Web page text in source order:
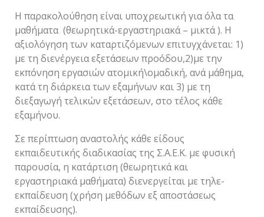
Η παρακολούθηση είναι υποχρεωτική για όλα τα
μαθήματα (θεωρητικά-εργαστηριακά – μικτά ). Η
αξιολόγηση των καταρτιζόμενων επιτυγχάνεται: 1)
με τη διενέργεια εξετάσεων προόδου,2)με την
εκπόνηση εργασιών ατομική\ομαδική, ανά μάθημα,
κατά τη διάρκεια των εξαμήνων και 3) με τη
διεξαγωγή τελικών εξετάσεων, στο τέλος κάθε
εξαμήνου.
Σε περίπτωση αναστολής κάθε είδους
εκπαιδευτικής διαδικασίας της Σ.Α.Ε.Κ. με φυσική
παρουσία, η κατάρτιση (θεωρητικά και
εργαστηριακά μαθήματα) διενεργείται με τηλε-
εκπαίδευση (χρήση μεθόδων εξ αποστάσεως
εκπαίδευσης).